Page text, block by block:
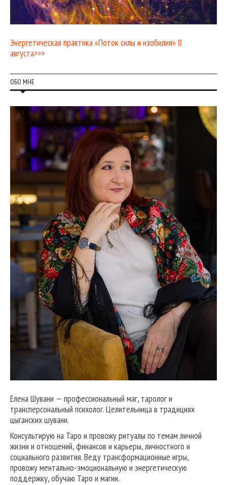
Энергетическая практика «Поток силы и изобилия» 8
августа>>>
ОБО МНЕ
Елена Шувани — профессиональный маг, таролог и
трансперсональный психолог. Целительница в традициях
цыганских шувани.
Консультирую на Таро и провожу ритуалы по темам личной
жизни и отношений, финансов и карьеры, личностного и
социального развития. Веду трансформационные игры,
провожу ментально-эмоциональную и энергетическую
поддержку, обучаю Таро и магии.